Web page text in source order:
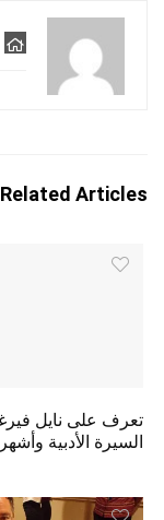
Related Articles
تعرف على نايل
السيرة الأدبية